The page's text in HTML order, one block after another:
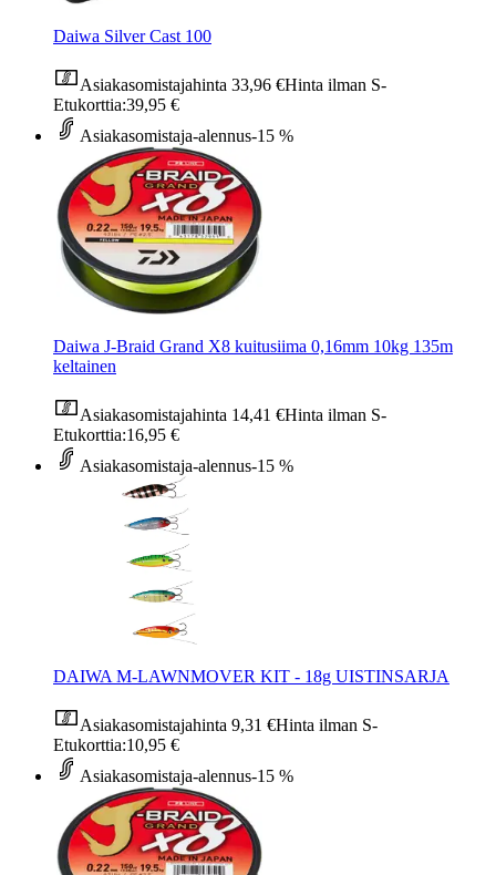
Daiwa Silver Cast 100
Asiakasomistajahinta 33,96 €Hinta ilman S-
Etukorttia:39,95 €
Asiakasomistaja-alennus-15 %
Daiwa J-Braid Grand X8 kuitusiima 0,16mm 10kg 135m
keltainen
Asiakasomistajahinta 14,41 €Hinta ilman S-
Etukorttia:16,95 €
Asiakasomistaja-alennus-15 %
DAIWA M-LAWNMOVER KIT - 18g UISTINSARJA
Asiakasomistajahinta 9,31 €Hinta ilman S-
Etukorttia:10,95 €
Asiakasomistaja-alennus-15 %